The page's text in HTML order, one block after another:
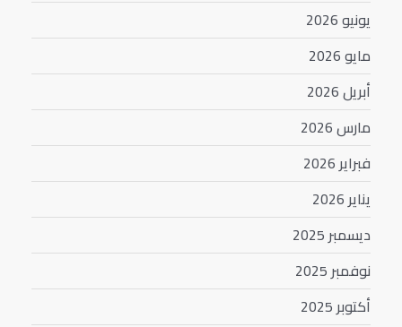
يونيو 2026
مايو 2026
أبريل 2026
مارس 2026
فبراير 2026
يناير 2026
ديسمبر 2025
نوفمبر 2025
أكتوبر 2025